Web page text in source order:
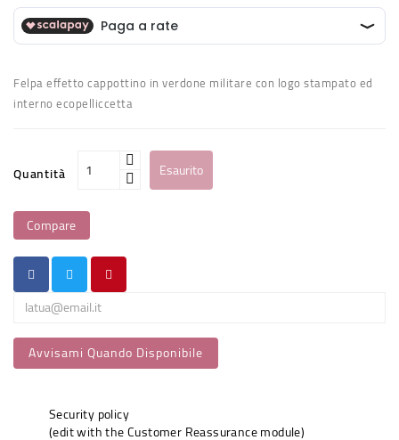
Felpa effetto cappottino in verdone militare con logo stampato ed
interno ecopelliccetta
Quantità Esaurito
Compare
Avvisami Quando Disponibile
Security policy
(edit with the Customer Reassurance module)